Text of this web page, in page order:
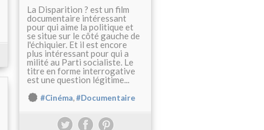
La Disparition ? est un film
documentaire intéressant
pour qui aime la politique et
se situe sur le côté gauche de
l'échiquier. Et il est encore
plus intéressant pour qui a
milité au Parti socialiste. Le
titre en forme interrogative
est une question légitime...
#Cinéma,#Documentaire